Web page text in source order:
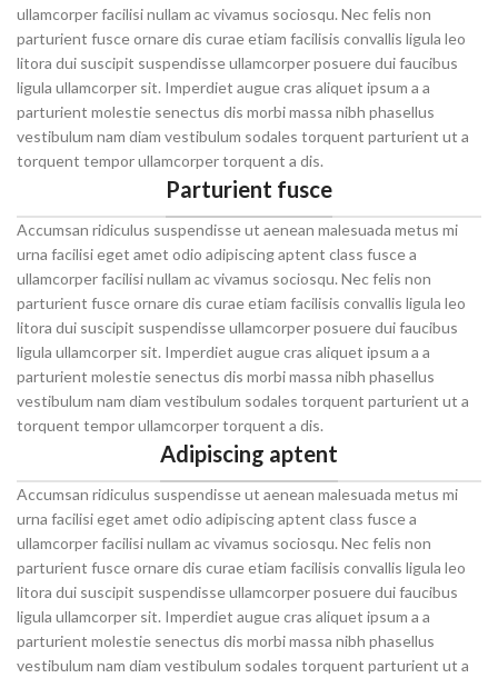
ullamcorper facilisi nullam ac vivamus sociosqu. Nec felis non
parturient fusce ornare dis curae etiam facilisis convallis ligula leo
litora dui suscipit suspendisse ullamcorper posuere dui faucibus
ligula ullamcorper sit. Imperdiet augue cras aliquet ipsum a a
parturient molestie senectus dis morbi massa nibh phasellus
vestibulum nam diam vestibulum sodales torquent parturient ut a
torquent tempor ullamcorper torquent a dis.
Parturient fusce
Accumsan ridiculus suspendisse ut aenean malesuada metus mi
urna facilisi eget amet odio adipiscing aptent class fusce a
ullamcorper facilisi nullam ac vivamus sociosqu. Nec felis non
parturient fusce ornare dis curae etiam facilisis convallis ligula leo
litora dui suscipit suspendisse ullamcorper posuere dui faucibus
ligula ullamcorper sit. Imperdiet augue cras aliquet ipsum a a
parturient molestie senectus dis morbi massa nibh phasellus
vestibulum nam diam vestibulum sodales torquent parturient ut a
torquent tempor ullamcorper torquent a dis.
Adipiscing aptent
Accumsan ridiculus suspendisse ut aenean malesuada metus mi
urna facilisi eget amet odio adipiscing aptent class fusce a
ullamcorper facilisi nullam ac vivamus sociosqu. Nec felis non
parturient fusce ornare dis curae etiam facilisis convallis ligula leo
litora dui suscipit suspendisse ullamcorper posuere dui faucibus
ligula ullamcorper sit. Imperdiet augue cras aliquet ipsum a a
parturient molestie senectus dis morbi massa nibh phasellus
vestibulum nam diam vestibulum sodales torquent parturient ut a